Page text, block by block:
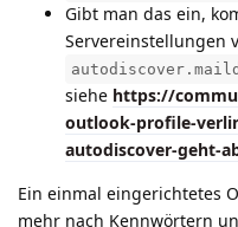
Gibt man das ein,
Servereinstellungen
siehe https://
outlook-profile-
autodiscover-geht-
Ein einmal eingerichtetes
mehr nach Kennwörtern